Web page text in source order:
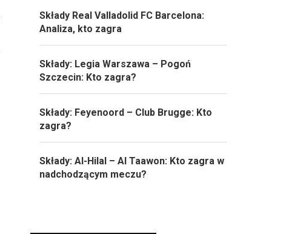
Składy Real Valladolid FC Barcelona:
Analiza, kto zagra
Składy: Legia Warszawa – Pogoń
Szczecin: Kto zagra?
Składy: Feyenoord – Club Brugge: Kto
zagra?
Składy: Al-Hilal – Al Taawon: Kto zagra w
nadchodzącym meczu?